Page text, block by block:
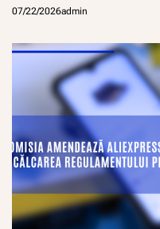
07/22/2026admin